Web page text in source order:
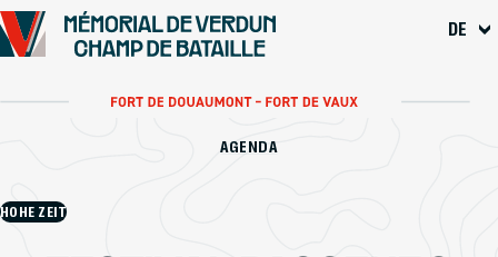
Gehe zu
Das Wichtigste
Fußzeile
DE
AGENDA
HOHE ZEIT